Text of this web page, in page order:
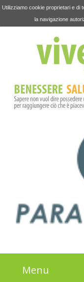
Utilizziamo cookie proprietari e di
la navigazione
Menu